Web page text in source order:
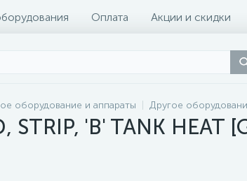
Оплата Акции и скидки
оборудование и аппараты Другое
STRIP, 'B' TANK HEAT